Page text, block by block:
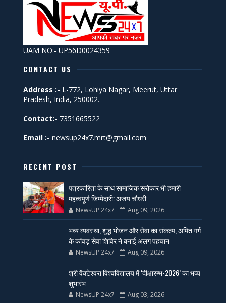
UAM NO:- UP56D0024359
CONTACT US
Address :- L-772, Lohiya Nagar, Meerut, Uttar
Pradesh, India, 250002.
Contact:- 7351665522
Email :- newsup24x7.mrt@gmail.com
RECENT POST
पत्रकारिता के साथ सामाजिक सरोकार भी हमारी
महत्वपूर्ण जिम्मेदारी: अजय चौधरी
NewsUP 24x7 Aug 09, 2026
भव्य व्यवस्था, शुद्ध भोजन और सेवा का संकल्प, अमित गर्ग
के कांवड़ सेवा शिविर ने बनाई अलग पहचान
NewsUP 24x7 Aug 09, 2026
श्री वेंक्टेश्वरा विश्वविद्यालय में ‘दीक्षारम्भ-2026’ का भव्य
शुभारंभ
NewsUP 24x7 Aug 03, 2026